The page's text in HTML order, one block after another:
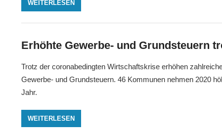
WEITERLESEN
Erhöhte Gewerbe- und Grundsteuern
Trotz der coronabedingten Wirtschaftskrise erhöhen
Gewerbe- und Grundsteuern. 46 Kommunen nehmen 2020
Jahr.
WEITERLESEN